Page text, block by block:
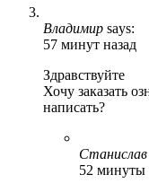
Владимир says:
57 минут назад
Здравствуйте
Хочу заказать
написать?
Станислав
52 минуты